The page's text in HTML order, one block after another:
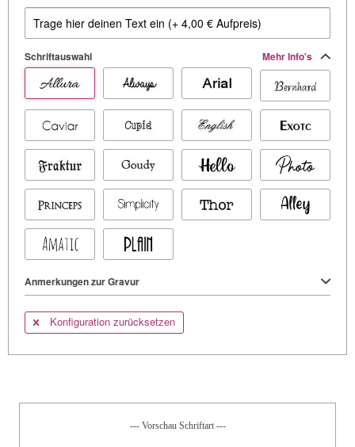
Schriftauswahl Mehr Info's
Anmerkungen zur Gravur
Konfiguration zurücksetzen
--- Vorschau Schriftart ---